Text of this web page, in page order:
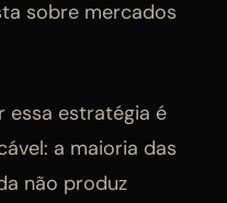
sobre mercados
essa estratégia é
a maioria das
não produz